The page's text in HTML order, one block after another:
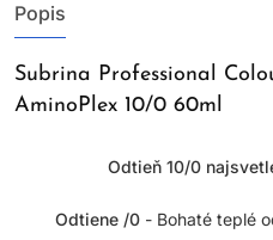
Popis
Subrina Professional
AminoPlex 10/0 60ml
Odtieň 10/0
Odtiene /0 - Bohaté teplé